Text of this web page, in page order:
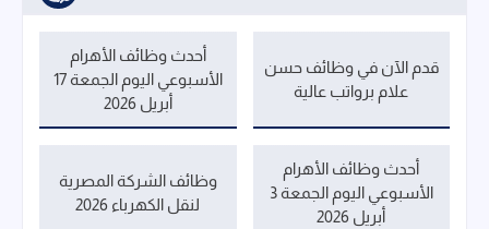
قدم الآن في وظائف حسن
علام برواتب عالية
أحدث وظائف الأهرام
الأسبوعي اليوم الجمعة 17
أبريل 2026
أحدث وظائف الأهرام
الأسبوعي اليوم الجمعة 3
أبريل 2026
وظائف الشركة المصرية
لنقل الكهرباء 2026